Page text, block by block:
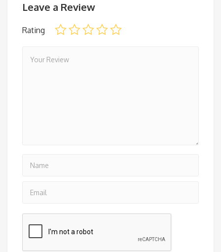
Leave a Review
Rating